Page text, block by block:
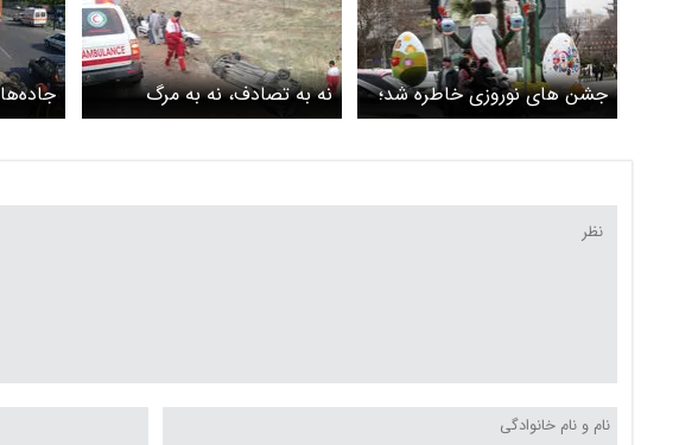
​جشن های نوروزی خاطره شد؛
تغییر دست فرمان مدیریت
نه به تصادف، نه به مرگ